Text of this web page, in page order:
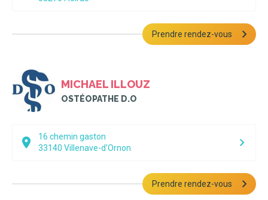
Prendre rendez-vous
MICHAEL ILLOUZ
OSTÉOPATHE D.O
16 chemin gaston
33140 Villenave-d'Ornon
Prendre rendez-vous